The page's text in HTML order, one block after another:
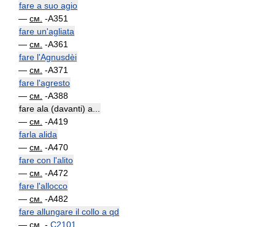
fare a suo agio
— см. -A351
fare un'agliata
— см. -A361
fare l'Agnusdèi
— см. -A371
fare l'agresto
— см. -A388
fare ala (davanti) a...
— см. -A419
farla alida
— см. -A470
fare con l'alito
— см. -A472
fare l'allocco
— см. -A482
fare allungare il collo a qd
— см. - C2101